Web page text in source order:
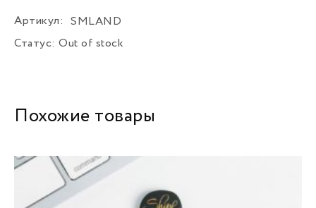
Артикул:
SMLAND
Статус: Out of stock
Похожие товары